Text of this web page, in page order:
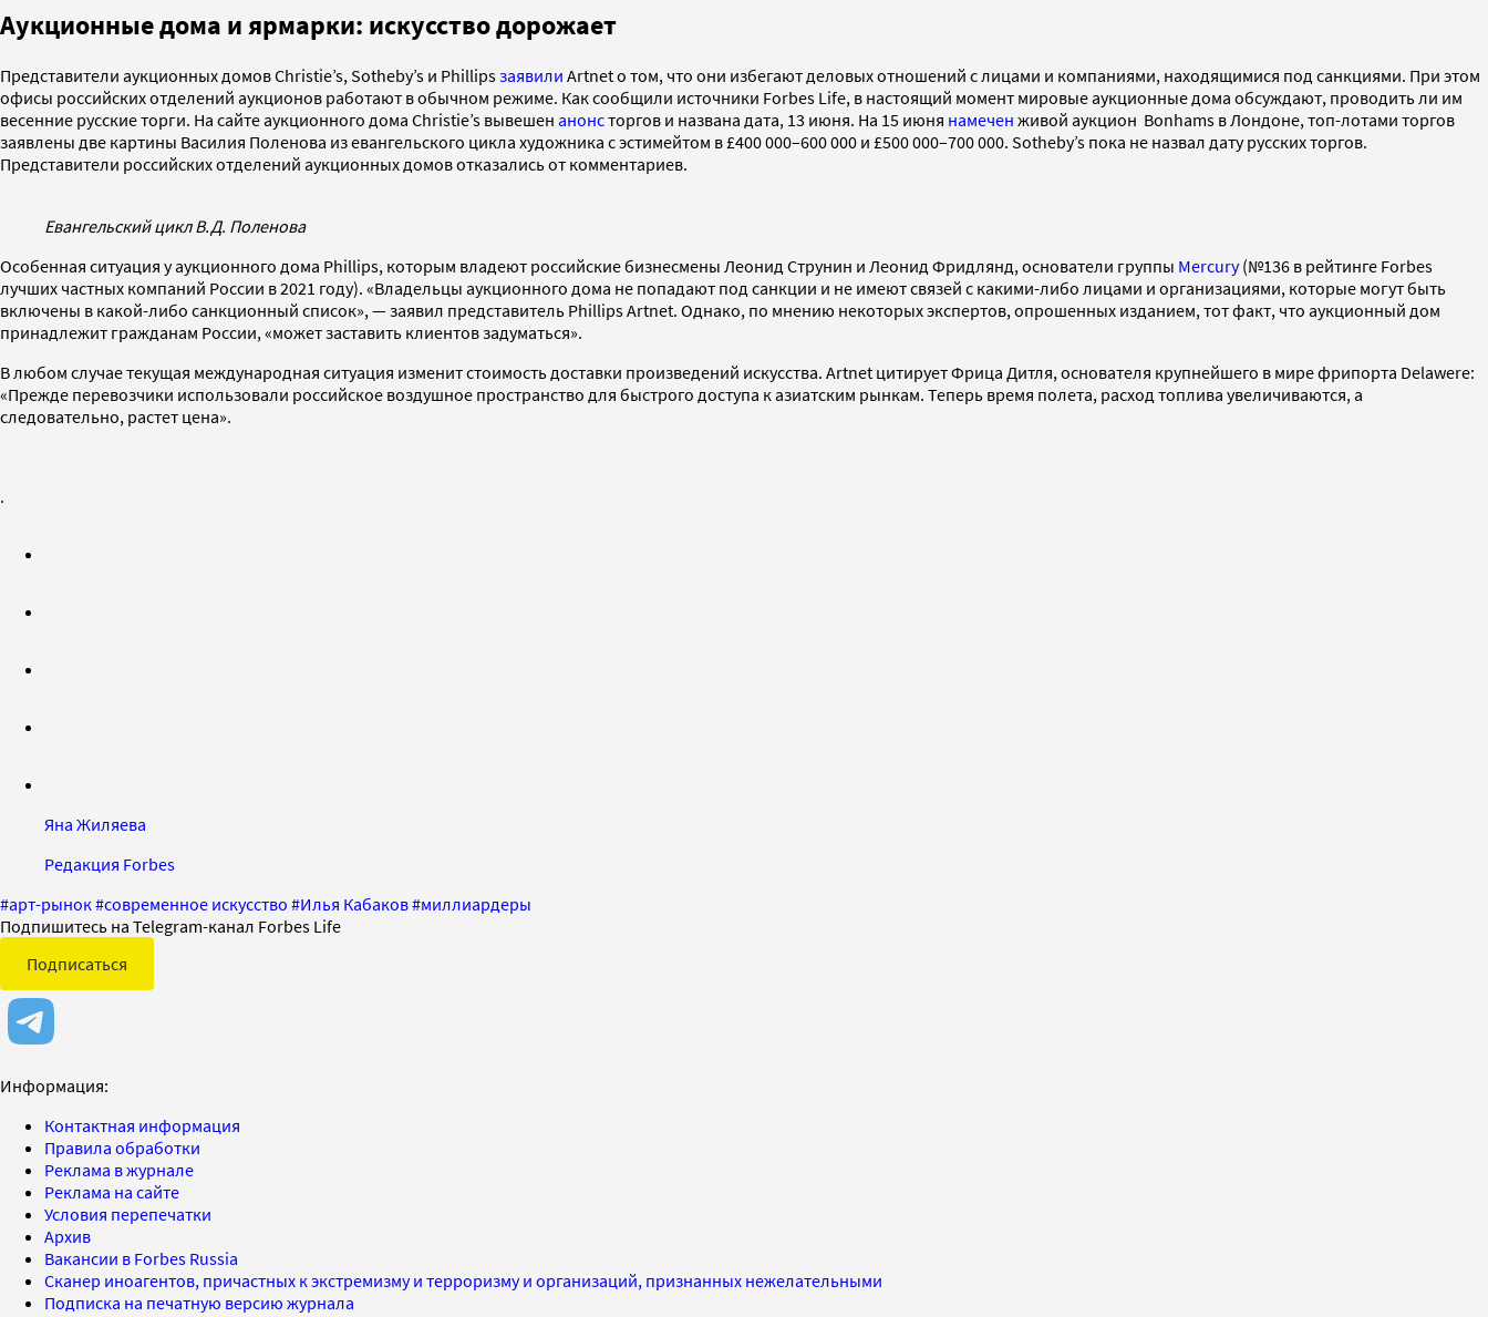
Аукционные дома и ярмарки: искусство дорожает
Представители аукционных домов Christie’s, Sotheby’s и Phillipsзаявили Artnet о том, что они избегают деловых отношений с лицами и компаниями, находящимися под санкциями. При этом
офисы российских отделений аукционов работают в обычном режиме. Как сообщили источники Forbes Life, в настоящий момент мировые аукционные дома обсуждают, проводить ли им
весенние русские торги. На сайте аукционного дома Christie’s вывешен анонсторгов и названа дата, 13 июня. На 15 июня намечен живой аукцион Bonhams в Лондоне, топ-лотами торгов
заявлены две картины Василия Поленова из евангельского цикла художника с эстимейтом в £400 000–600 000 и £500 000–700 000. Sotheby’s пока не назвал дату русских торгов.
Представители российских отделений аукционных домов отказались от комментариев.
Евангельский цикл В.Д. Поленова
Особенная ситуация у аукционного дома Phillips, которым владеют российские бизнесмены Леонид Струнин и Леонид Фридлянд, основатели группы Mercury(№136 в рейтинге Forbes
лучших частных компаний России в 2021 году). «Владельцы аукционного дома не попадают под санкции и не имеют связей с какими-либо лицами и организациями, которые могут быть
включены в какой-либо санкционный список», — заявил представитель Phillips Artnet. Однако, по мнению некоторых экспертов, опрошенных изданием, тот факт, что аукционный дом
принадлежит гражданам России, «может заставить клиентов задуматься».
В любом случае текущая международная ситуация изменит стоимость доставки произведений искусства. Artnet цитирует Фрица Дитля, основателя крупнейшего в мире фрипорта Delawere:
«Прежде перевозчики использовали российское воздушное пространство для быстрого доступа к азиатским рынкам. Теперь время полета, расход топлива увеличиваются, а
следовательно, растет цена».
.
Яна Жиляева
Редакция Forbes
#арт-рынок#современное искусство #Илья Кабаков#миллиардеры
Подпишитесь на Telegram-канал Forbes Life
Подписаться
Информация:
Контактная информация
Правила обработки
Реклама в журнале
Реклама на сайте
Условия перепечатки
Архив
Вакансии в Forbes Russia
Сканер иноагентов, причастных к экстремизму и терроризму и организаций, признанных нежелательными
Подписка на печатную версию журнала